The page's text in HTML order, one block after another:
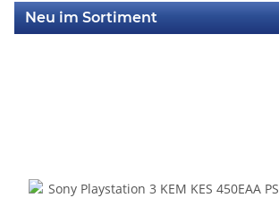
Neu im Sortiment